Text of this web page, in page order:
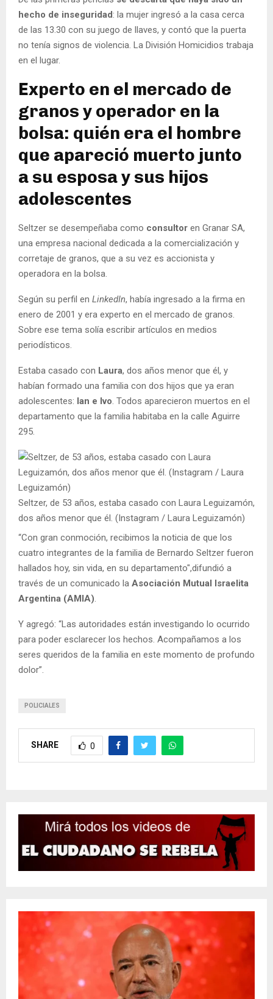
hecho de inseguridad : la mujer ingresó a la casa cerca
de las 13.30 con su juego de llaves, y contó que la puerta
no tenía signos de violencia. La División Homicidios trabaja
en el lugar.
Experto en el mercado de
granos y operador en la
bolsa: quién era el hombre
que apareció muerto junto
a su esposa y sus hijos
adolescentes
Seltzer se desempeñaba como consultor en Granar SA,
una empresa nacional dedicada a la comercialización y
corretaje de granos, que a su vez es accionista y
operadora en la bolsa.
Según su perfil en LinkedIn, había ingresado a la firma en
enero de 2001 y era experto en el mercado de granos.
Sobre ese tema solía escribir artículos en medios
periodísticos.
Estaba casado con Laura, dos años menor que él, y
habían formado una familia con dos hijos que ya eran
adolescentes: Ian e Ivo. Todos aparecieron muertos en el
departamento que la familia habitaba en la calle Aguirre
295.
Seltzer, de 53 años, estaba casado con Laura Leguizamón,
dos años menor que él. (Instagram / Laura Leguizamón)
“Con gran conmoción, recibimos la noticia de que los
cuatro integrantes de la familia de Bernardo Seltzer fueron
hallados hoy, sin vida, en su departamento″,difundió a
través de un comunicado la Asociación Mutual Israelita
Argentina (AMIA).
Y agregó: “Las autoridades están investigando lo ocurrido
para poder esclarecer los hechos. Acompañamos a los
seres queridos de la familia en este momento de profundo
dolor”.
POLICIALES
SHARE 0